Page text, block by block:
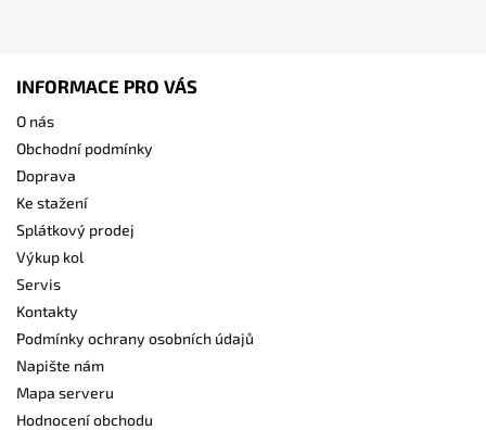
INFORMACE PRO VÁS
O nás
Obchodní podmínky
Doprava
Ke stažení
Splátkový prodej
Výkup kol
Servis
Kontakty
Podmínky ochrany osobních údajů
Napište nám
Mapa serveru
Hodnocení obchodu